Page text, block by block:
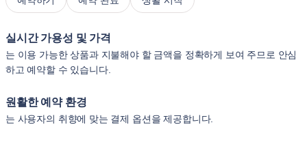
실시간 가용성 및 가격
는 이용 가능한 상품과 지불해야 할 금액을 정확하게 보여 주므로 안심
하고 예약할 수 있습니다.
원활한 예약 환경
는 사용자의 취향에 맞는 결제 옵션을 제공합니다.